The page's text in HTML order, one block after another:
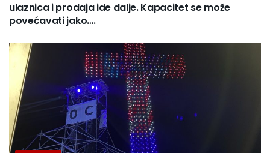
ulaznica i prodaja ide dalje. Kapacitet se može
povećavati jako….